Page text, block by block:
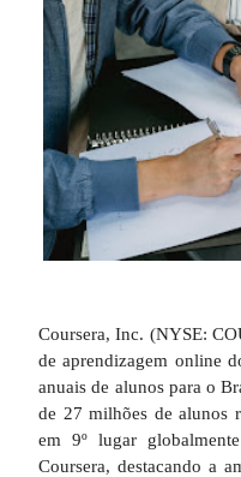
Coursera, Inc. (NYSE:
de aprendizagem online
anuais de alunos para o
de 27 milhões de alunos
em 9º lugar
Coursera, destacando a